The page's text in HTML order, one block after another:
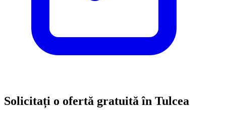
Solicitați o ofertă gratuită în Tulcea